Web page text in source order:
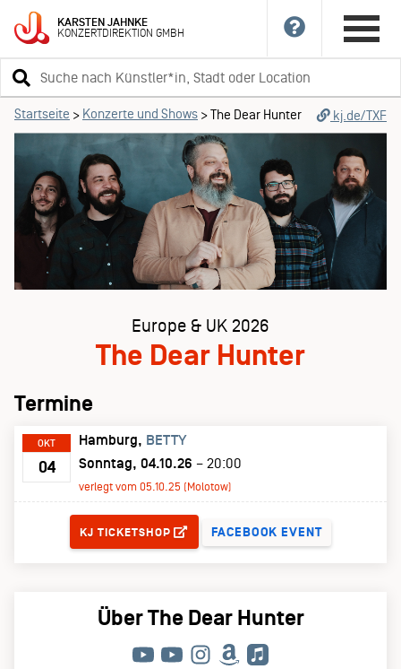
KARSTENJAHNKE
KONZERTDIREKTIONGMBH
Suchbegriff
eingeben
Startseite > Konzerte und Shows >The Dear Hunter kj.de/TXF
Europe & UK 2026
The Dear Hunter
Termine
OKT
04
Hamburg
BETTY
Sonntag, 04.10.26 – 20:00
verlegt vom 05.10.25 (Molotow)
KJ TICKETSHOP FACEBOOK EVENT
Über The Dear Hunter